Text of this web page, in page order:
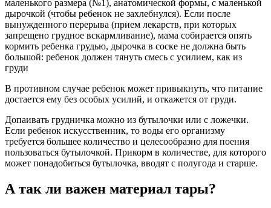
маленького размера (№1), анатомической формы, с маленькой
дырочкой (чтобы ребенок не захлебнулся). Если после
вынужденного перерыва (прием лекарств, при которых
запрещено грудное вскармливание), мама собирается опять
кормить ребенка грудью, дырочка в соске не должна быть
большой: ребенок должен тянуть смесь с усилием, как из
груди
В противном случае ребенок может привыкнуть, что питание
достается ему без особых усилий, и откажется от груди.
Допаивать грудничка можно из бутылочки или с ложечки.
Если ребенок искусственник, то воды его организму
требуется большее количество и целесообразно для поения
пользоваться бутылочкой. Прикорм в количестве, для которого
может понадобиться бутылочка, вводят с полугода и старше.
А так ли важен материал тары?